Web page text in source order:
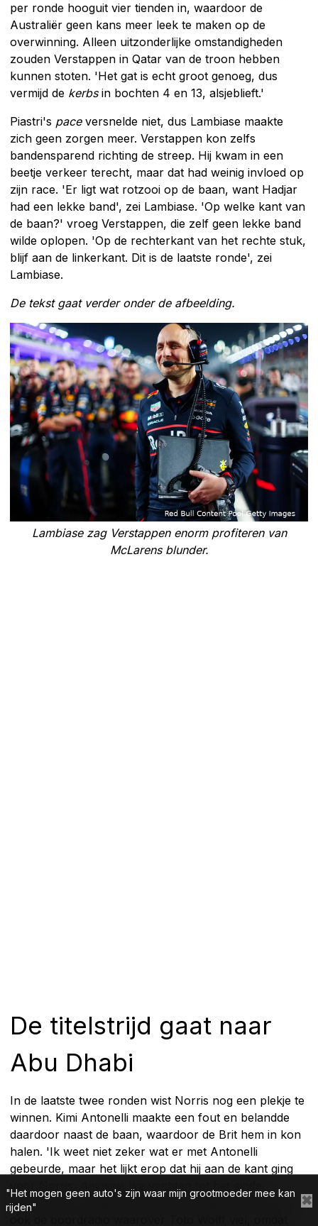
per ronde hooguit vier tienden in, waardoor de
Australiër geen kans meer leek te maken op de
overwinning. Alleen uitzonderlijke omstandigheden
zouden Verstappen in Qatar van de troon hebben
kunnen stoten. 'Het gat is echt groot genoeg, dus
vermijd de kerbsin bochten 4 en 13, alsjeblieft.'
Piastri's paceversnelde niet, dus Lambiase maakte
zich geen zorgen meer. Verstappen kon zelfs
bandensparend richting de streep. Hij kwam in een
beetje verkeer terecht, maar dat had weinig invloed op
zijn race. 'Er ligt wat rotzooi op de baan, want Hadjar
had een lekke band', zei Lambiase. 'Op welke kant van
de baan?' vroeg Verstappen, die zelf geen lekke band
wilde oplopen. 'Op de rechterkant van het rechte stuk,
blijf aan de linkerkant. Dit is de laatste ronde', zei
Lambiase.
De tekst gaat verder onder de afbeelding.
Lambiase zag Verstappen enorm profiteren van
McLarens blunder.
De titelstrijd gaat naar
Abu Dhabi
In de laatste twee ronden wist Norris nog een plekje te
winnen. Kimi Antonelli maakte een fout en belandde
daardoor naast de baan, waardoor de Brit hem in kon
halen. 'Ik weet niet zeker wat er met Antonelli
gebeurde, maar het lijkt erop dat hij aan de kant ging
voor Norris.
Anyway
, we vechten tot het einde.
Fantastisch', complimenteerde Lambiase. Dat was dus
"Het mogen geen auto's zijn waar mijn grootmoeder mee kan
rijden"
✖